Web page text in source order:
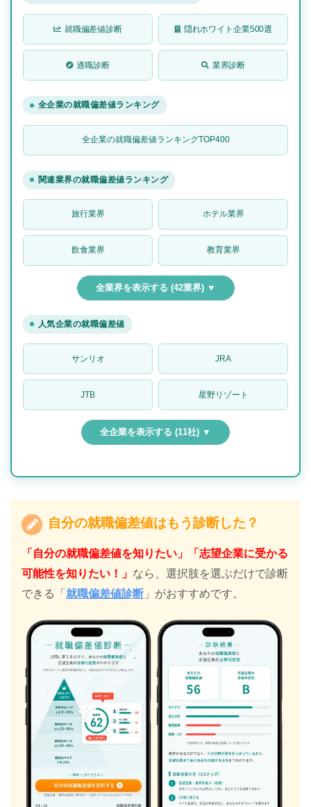
就職偏差値診断 隠れホワイト企業500選
適職診断 業界診断
全企業の就職偏差値ランキング
全企業の就職偏差値ランキングTOP400
関連業界の就職偏差値ランキング
旅行業界 ホテル業界
飲食業界 教育業界
全業界を表示する (42業界) ▼
人気企業の就職偏差値
サンリオ JRA
JTB 星野リゾート
全企業を表示する (11社) ▼
自分の就職偏差値はもう診断した？
「自分の就職偏差値を知りたい」「志望企業に受かる
可能性を知りたい！」 なら、選択肢を選ぶだけで診断
できる「 就職偏差値診断 」がおすすめです。